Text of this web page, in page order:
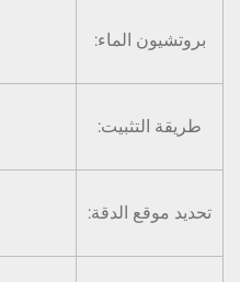
بروتشيون الماء:
طريقة التثبيت:
تحديد موقع الدقة: